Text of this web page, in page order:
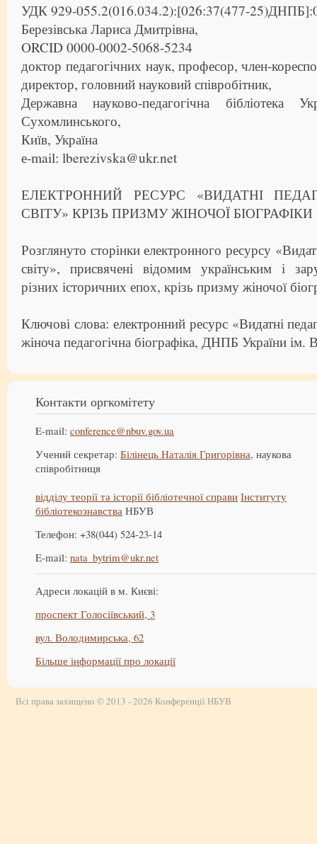
УДК 929-055.2(016.034.2):[026:37(477-
Березівська Лариса Дмитрівна,
ORCID 0000-0002-5068-5234
доктор педагогічних наук, професор, член-
директор, головний науковий співробітник,
Державна науково-педагогічна
Сухомлинського,
Київ, Україна
е-mail: lberezivska@ukr.net
ЕЛЕКТРОННИЙ РЕСУРС «ВИДАТНІ
СВІТУ» КРІЗЬ ПРИЗМУ ЖІНОЧОЇ БІОГРАФІКИ
Розглянуто сторінки електронного ресурсу
світу», присвячені відомим українським і
різних історичних епох, крізь призму жіночої
Ключові слова: електронний ресурс «Видатні
жіноча педагогічна біографіка, ДНПБ України
Контакти оргкомітету
E-mail: conference@nbuv.gov.ua
Учений секретар: Білінець Наталія Григорівна, наукова
співробітниця
відділу теорії та історії бібліотечної справи Інституту
бібліотекознавства НБУВ
Телефон: +38(044) 524-23-14
E-mail: nata_bytrim@ukr.net
Адреси локацій в м. Києві:
проспект Голосіївський, 3
вул. Володимирська, 62
Більше інформації про локації
Всі права захищено © 2013 - 2026 Конференції НБУВ